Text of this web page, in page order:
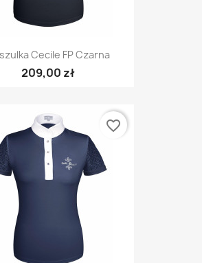
Cecile FP Czarna
209,00 zł
favorite_border